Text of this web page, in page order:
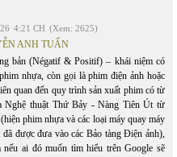
4:21 CH (Xem: 2625)
ANH TUẤN
bản (Négatif & Positif) – khái niệm có
nhựa, còn gọi là phim điện ảnh hoặc
quan đến quy trình sản xuất phim có từ
Nghệ thuật Thứ Bảy - Nàng Tiên Út từ
phim nhựa và các loại máy quay máy
được đưa vào các Bảo tàng Điện ảnh),
ai đó muốn tìm hiểu trên Google sẽ